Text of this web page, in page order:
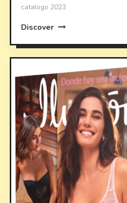
catalogo 2023
Discover